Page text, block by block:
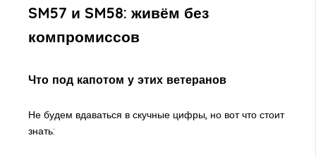
SM57 и SM58: живём без
компромиссов
Что под капотом у этих ветеранов
Не будем вдаваться в скучные цифры, но вот что стоит
знать: